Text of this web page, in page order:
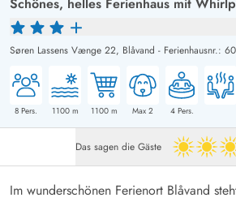
Søren Lassens Vænge 22, Blåvand - Ferienhausnr.:
8 Pers. 1100m 1100m Max 2 4Pers.
Das sagen die Gäste
Im wunderschönen Ferienort Blåvand